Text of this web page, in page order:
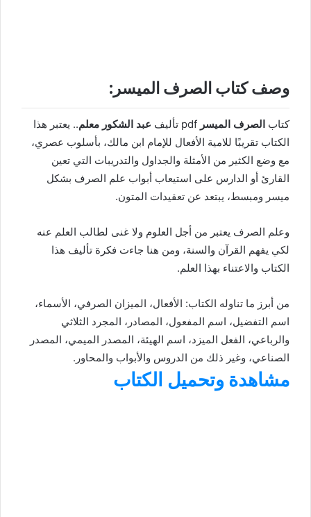
وصف كتاب الصرف الميسر:
كتاب الصرف الميسر عبد الشكور معلم.. يعتبر هذا
الكتاب تقريبًا للامية الأفعال للإمام ابن مالك، بأسلوب عصري،
مع وضع الكثير من الأمثلة والجداول والتدريبات التي تعين
القارئ أو الدارس على استيعاب أبواب علم الصرف بشكل
ميسر ومبسط، يبتعد عن تعقيدات المتون.
وعلم الصرف يعتبر من أجل العلوم ولا غنى لطالب العلم عنه
لكي يفهم القرآن والسنة، ومن هنا جاءت فكرة تأليف هذا
الكتاب والاعتناء بهذا العلم.
من أبرز ما تناوله الكتاب: الأفعال، الميزان الصرفي، الأسماء،
اسم التفضيل، اسم المفعول، المصادر، المجرد الثلاثي
والرباعي، الفعل الميزد، اسم الهيئة، المصدر الميمي، المصدر
الصناعي، وغير ذلك من الدروس والأبواب والمحاور.
مشاهدة وتحميل الكتاب